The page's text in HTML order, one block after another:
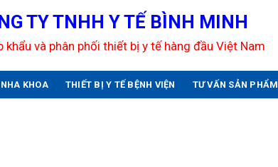
TY TNHH Y TẾ BÌNH MINH
khẩu và phân phối thiết bị y tế hàng đầu Việt Nam
KHOA THIẾT BỊ Y TẾ BỆNH VIỆN TƯ VẤN SẢN PHẨM